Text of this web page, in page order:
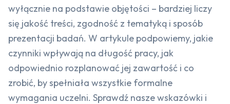
wyłącznie na podstawie objętości – bardziej liczy
się jakość treści, zgodność z tematyką i sposób
prezentacji badań. W artykule podpowiemy, jakie
czynniki wpływają na długość pracy, jak
odpowiednio rozplanować jej zawartość i co
zrobić, by spełniała wszystkie formalne
wymagania uczelni. Sprawdź nasze wskazówki i